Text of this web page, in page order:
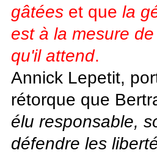
gâtéeset que la
est à la mesure
qu'il attend.
Annick Lepetit,
rétorque que
élu responsable,
défendre les